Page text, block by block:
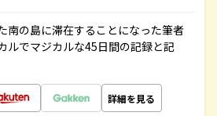
南の島に滞在することになった筆者
ルでマジカルな45日間の記録と記
詳細を見る